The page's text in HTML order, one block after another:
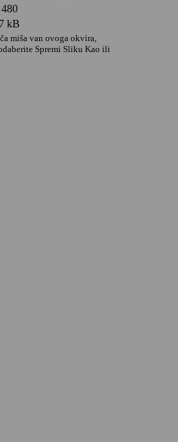
kB
miša van ovoga okvira,
Spremi Sliku Kao ili